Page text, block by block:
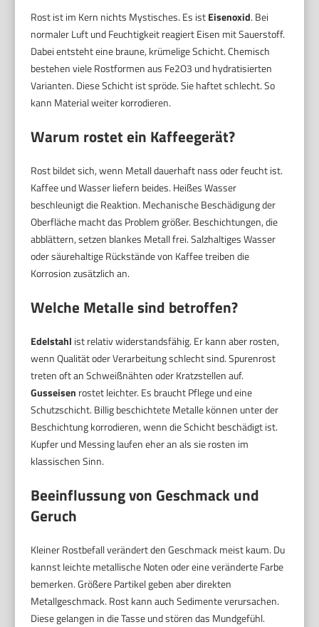
Rost ist im Kern nichts Mystisches. Es istEisenoxid. Bei
normaler Luft und Feuchtigkeit reagiert Eisen mit Sauerstoff.
Dabei entsteht eine braune, krümelige Schicht. Chemisch
bestehen viele Rostformen aus Fe2O3 und hydratisierten
Varianten. Diese Schicht ist spröde. Sie haftet schlecht. So
kann Material weiter korrodieren.
Warum rostet ein Kaffeegerät?
Rost bildet sich, wenn Metall dauerhaft nass oder feucht ist.
Kaffee und Wasser liefern beides. Heißes Wasser
beschleunigt die Reaktion. Mechanische Beschädigung der
Oberfläche macht das Problem größer. Beschichtungen, die
abblättern, setzen blankes Metall frei. Salzhaltiges Wasser
oder säurehaltige Rückstände von Kaffee treiben die
Korrosion zusätzlich an.
Welche Metalle sind betroffen?
Edelstahl ist relativ widerstandsfähig. Er kann aber rosten,
wenn Qualität oder Verarbeitung schlecht sind. Spurenrost
treten oft an Schweißnähten oder Kratzstellen auf.
Gusseisen rostet leichter. Es braucht Pflege und eine
Schutzschicht. Billig beschichtete Metalle können unter der
Beschichtung korrodieren, wenn die Schicht beschädigt ist.
Kupfer und Messing laufen eher an als sie rosten im
klassischen Sinn.
Beeinflussung von Geschmack und
Geruch
Kleiner Rostbefall verändert den Geschmack meist kaum. Du
kannst leichte metallische Noten oder eine veränderte Farbe
bemerken. Größere Partikel geben aber direkten
Metallgeschmack. Rost kann auch Sedimente verursachen.
Diese gelangen in die Tasse und stören das Mundgefühl.